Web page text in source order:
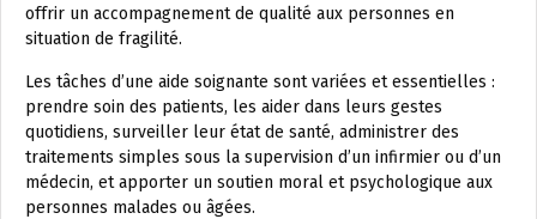
offrir un accompagnement de qualité aux personnes en
situation de fragilité.
Les tâches d’une aide soignante sont variées et essentielles :
prendre soin des patients, les aider dans leurs gestes
quotidiens, surveiller leur état de santé, administrer des
traitements simples sous la supervision d’un infirmier ou d’un
médecin, et apporter un soutien moral et psychologique aux
personnes malades ou âgées.